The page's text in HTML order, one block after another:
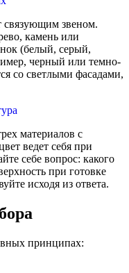
связующим звеном.
камень или
(белый, серый,
черный или темно-
со светлыми фасадами,
материалов с
ведет себя при
себе вопрос: какого
при готовке
исходя из ответа.
принципах: